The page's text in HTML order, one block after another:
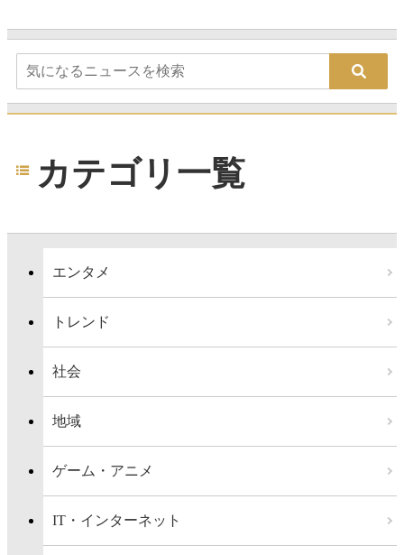
カテゴリ一覧
エンタメ
トレンド
社会
地域
ゲーム・アニメ
IT・インターネット